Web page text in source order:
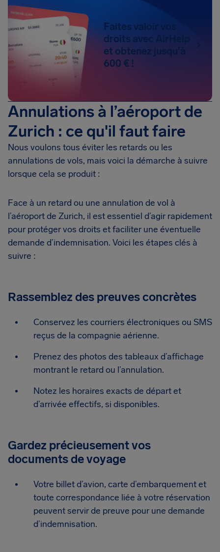
Faites valoir vos
droits avec AirHelp
et obtenez jusqu'à
600 € !
Annulations à l’aéroport de
Zurich : ce qu'il faut faire
Nous voulons tous éviter les retards ou les
annulations de vols, mais voici la démarche à suivre
lorsque cela se produit :
Face à un retard ou une annulation de vol à
l’aéroport de Zurich, il est essentiel d’agir rapidement
pour protéger vos droits et faciliter une éventuelle
demande d’indemnisation. Voici les étapes clés à
suivre :
Rassemblez des preuves concrètes
Conservez les courriers électroniques ou SMS
reçus de la compagnie aérienne.
Prenez des photos des tableaux d’affichage
montrant le retard ou l’annulation.
Notez les horaires exacts de départ et
d’arrivée effectifs, si disponibles.
Gardez précieusement vos
documents de voyage
Votre billet d’avion, carte d’embarquement et
toute correspondance liée à votre réservation
peuvent servir de preuve pour une demande
d’indemnisation.